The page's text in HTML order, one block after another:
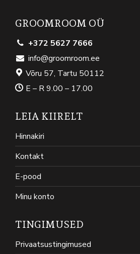
GROOMROOM OÜ
+372 5627 7666
info@groomroom.ee
Võru 57, Tartu 50112
E – R 9.00 – 17.00
LEIA KIIRELT
Hinnakiri
Kontakt
E-pood
Minu konto
TINGIMUSED
Privaatsustingimused